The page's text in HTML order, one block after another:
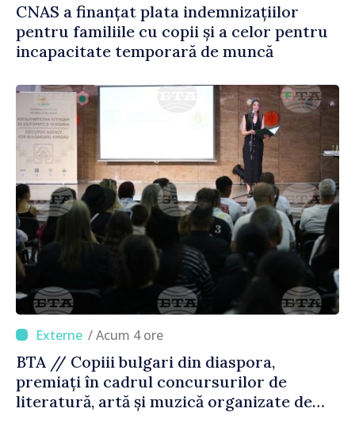
CNAS a finanțat plata indemnizațiilor
pentru familiile cu copii și a celor pentru
incapacitate temporară de muncă
/ Acum 4 ore
BTA // Copiii bulgari din diaspora,
premiați în cadrul concursurilor de
literatură, artă și muzică organizate de